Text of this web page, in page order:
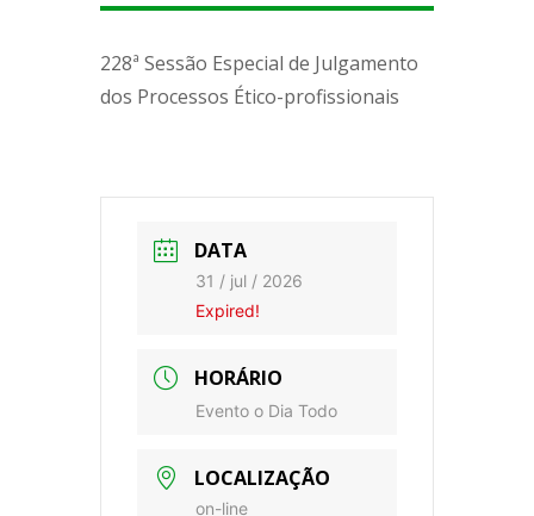
228ª Sessão Especial de Julgamento
dos Processos Ético-profissionais
DATA
31 / jul / 2026
Expired!
HORÁRIO
Evento o Dia Todo
LOCALIZAÇÃO
on-line